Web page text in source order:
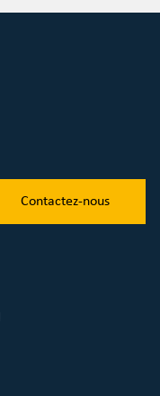
Contactez-nous